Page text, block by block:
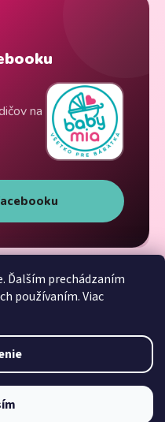
Ďalším prechádzaním
používaním. Viac
na